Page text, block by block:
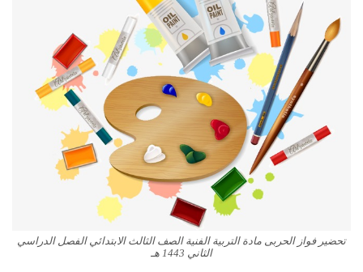
تحضير فواز الحربى مادة التربية الفنية الصف الثالث الابتدائي الفصل الدراسي
الثاني 1443 هـ